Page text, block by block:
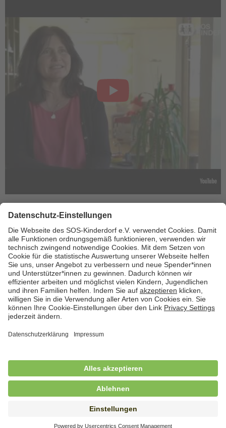
Zurück zum Stellenmarkt
Kontakt